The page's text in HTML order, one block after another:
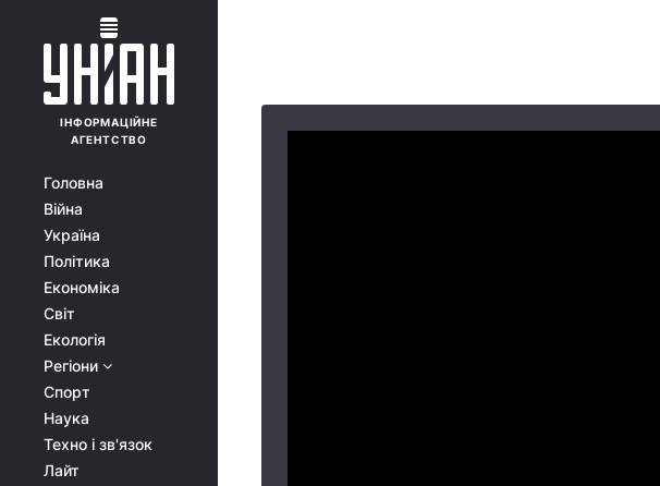
ІНФОРМАЦІЙНЕ
АГЕНТСТВО
Головна
Війна
Україна
Політика
Економіка
Світ
Екологія
Регіони
Спорт
Наука
Техно і зв'язок
Лайт